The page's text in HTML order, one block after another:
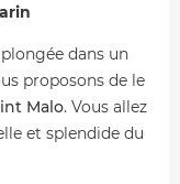
dans un
proposons de le
Malo. Vous allez
et splendide du